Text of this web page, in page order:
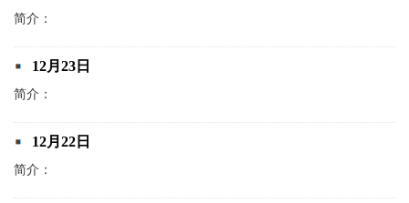
简介：
12月23日
简介：
12月22日
简介：